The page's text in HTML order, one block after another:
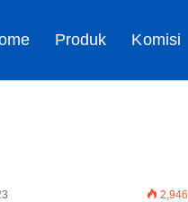
Produk Komisi
2,946